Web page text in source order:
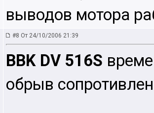
выводов мотора
#8 От 24/10/2006 21:39
BBK DV 516S
обрыв